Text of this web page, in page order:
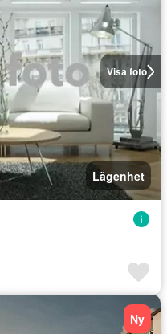
Visa foto
Lägenhet
Ny